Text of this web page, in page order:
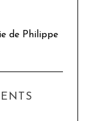
de Philippe